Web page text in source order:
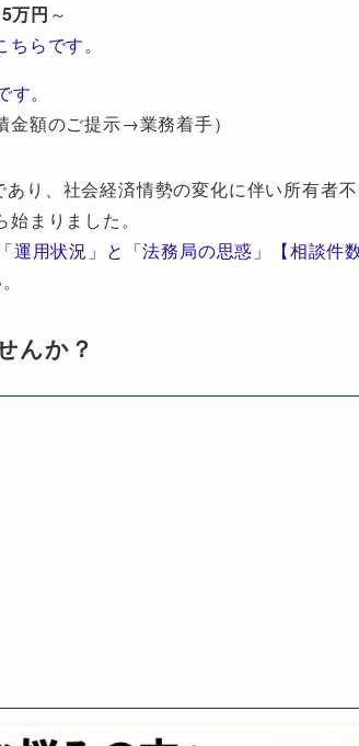
万円 ～
らです。
。
額のご提示→業務着手）
り、社会経済情勢の変化に伴い所有者不
まりました。
運用状況」と「法務局の思惑」【相談件
んか？